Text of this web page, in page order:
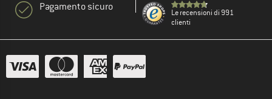
Pagamento sicuro
Le recensioni di 991
clienti